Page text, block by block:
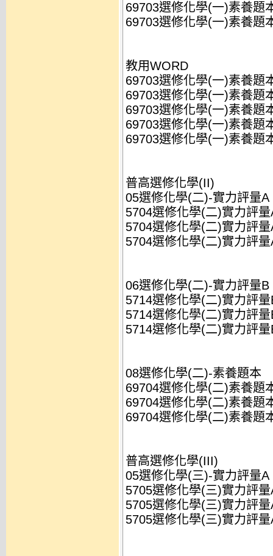
69703選修化學(一)素養題
69703選修化學(一)素養題
教用WORD
69703選修化學(一)素養題
69703選修化學(一)素養題
69703選修化學(一)素養題
69703選修化學(一)素養題
69703選修化學(一)素養題
普高選修化學(II)
05選修化學(二)-實力評量A
5704選修化學(二)實力評
5704選修化學(二)實力評
5704選修化學(二)實力評
06選修化學(二)-實力評量B
5714選修化學(二)實力評
5714選修化學(二)實力評
5714選修化學(二)實力評
08選修化學(二)-素養題本
69704選修化學(二)素養題
69704選修化學(二)素養題
69704選修化學(二)素養題
普高選修化學(III)
05選修化學(三)-實力評量A
5705選修化學(三)實力評
5705選修化學(三)實力評
5705選修化學(三)實力評